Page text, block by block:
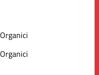
Organici
Organici